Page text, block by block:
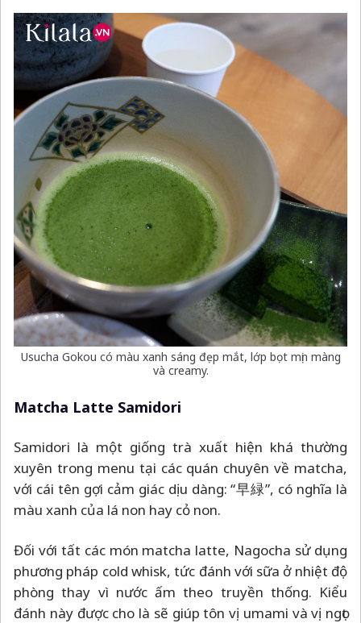
Usucha Gokou có màu xanh sáng đẹp mắt, lớp bọt mịn màng
và creamy.
Matcha Latte Samidori
Samidori là một giống trà xuất hiện khá thường
xuyên trong menu tại các quán chuyên về matcha,
với cái tên gợi cảm giác dịu dàng: “早緑”, có nghĩa là
màu xanh của lá non hay cỏ non.
Đối với tất các món matcha latte, Nagocha sử dụng
phương pháp cold whisk, tức đánh với sữa ở nhiệt độ
phòng thay vì nước ấm theo truyền thống. Kiểu
đánh này được cho là sẽ giúp tôn vị umami và vị ngọt